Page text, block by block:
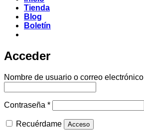
Tienda
Blog
Boletín
Acceder
Nombre de usuario o correo electrónico
Contraseña *Obligatorio
Recuérdame Acceso